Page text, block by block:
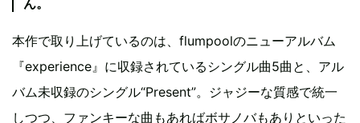
本作で取り上げているのは、flumpoolのニューアルバム
『experience』に収録されているシングル曲5曲と、アル
バム未収録のシングル“Present”。ジャジーな質感で統一
しつつ、ファンキーな曲もあればボサノバもありといった